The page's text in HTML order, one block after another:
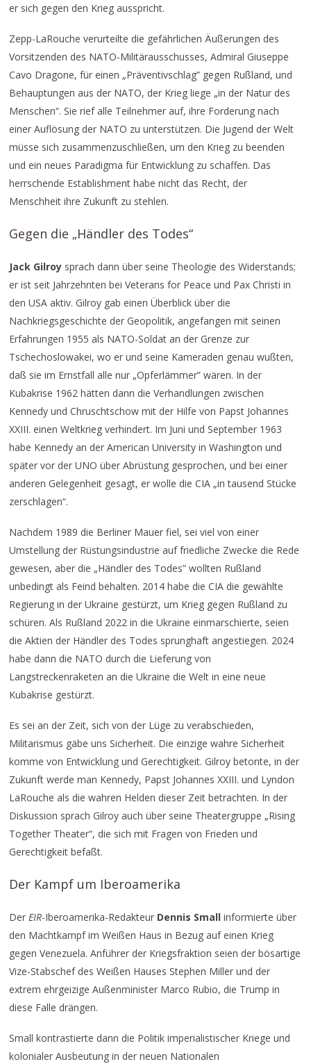
er sich gegen den Krieg ausspricht.
Zepp-LaRouche verurteilte die gefährlichen Äußerungen des
Vorsitzenden des NATO-Militärausschusses, Admiral Giuseppe
Cavo Dragone, für einen „Präventivschlag” gegen Rußland, und
Behauptungen aus der NATO, der Krieg liege „in der Natur des
Menschen“. Sie rief alle Teilnehmer auf, ihre Forderung nach
einer Auflösung der NATO zu unterstützen. Die Jugend der Welt
müsse sich zusammenzuschließen, um den Krieg zu beenden
und ein neues Paradigma für Entwicklung zu schaffen. Das
herrschende Establishment habe nicht das Recht, der
Menschheit ihre Zukunft zu stehlen.
Gegen die „Händler des Todes“
Jack Gilroy sprach dann über seine Theologie des Widerstands;
er ist seit Jahrzehnten bei Veterans for Peace und Pax Christi in
den USA aktiv. Gilroy gab einen Überblick über die
Nachkriegsgeschichte der Geopolitik, angefangen mit seinen
Erfahrungen 1955 als NATO-Soldat an der Grenze zur
Tschechoslowakei, wo er und seine Kameraden genau wußten,
daß sie im Ernstfall alle nur „Opferlämmer” wären. In der
Kubakrise 1962 hätten dann die Verhandlungen zwischen
Kennedy und Chruschtschow mit der Hilfe von Papst Johannes
XXIII. einen Weltkrieg verhindert. Im Juni und September 1963
habe Kennedy an der American University in Washington und
später vor der UNO über Abrüstung gesprochen, und bei einer
anderen Gelegenheit gesagt, er wolle die CIA „in tausend Stücke
zerschlagen“.
Nachdem 1989 die Berliner Mauer fiel, sei viel von einer
Umstellung der Rüstungsindustrie auf friedliche Zwecke die Rede
gewesen, aber die „Händler des Todes” wollten Rußland
unbedingt als Feind behalten. 2014 habe die CIA die gewählte
Regierung in der Ukraine gestürzt, um Krieg gegen Rußland zu
schüren. Als Rußland 2022 in die Ukraine einmarschierte, seien
die Aktien der Händler des Todes sprunghaft angestiegen. 2024
habe dann die NATO durch die Lieferung von
Langstreckenraketen an die Ukraine die Welt in eine neue
Kubakrise gestürzt.
Es sei an der Zeit, sich von der Lüge zu verabschieden,
Militarismus gäbe uns Sicherheit. Die einzige wahre Sicherheit
komme von Entwicklung und Gerechtigkeit. Gilroy betonte, in der
Zukunft werde man Kennedy, Papst Johannes XXIII. und Lyndon
LaRouche als die wahren Helden dieser Zeit betrachten. In der
Diskussion sprach Gilroy auch über seine Theatergruppe „Rising
Together Theater“, die sich mit Fragen von Frieden und
Gerechtigkeit befaßt.
Der Kampf um Iberoamerika
Der EIR-Iberoamerika-Redakteur Dennis Small informierte über
den Machtkampf im Weißen Haus in Bezug auf einen Krieg
gegen Venezuela. Anführer der Kriegsfraktion seien der bösartige
Vize-Stabschef des Weißen Hauses Stephen Miller und der
extrem ehrgeizige Außenminister Marco Rubio, die Trump in
diese Falle drängen.
Small kontrastierte dann die Politik imperialistischer Kriege und
kolonialer Ausbeutung in der neuen Nationalen